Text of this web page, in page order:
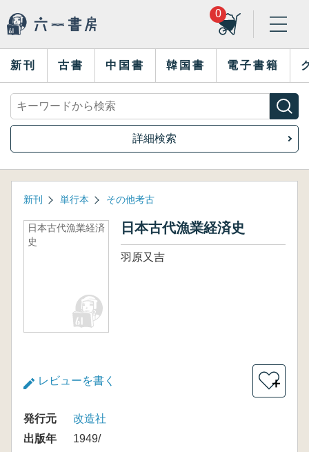
0
新刊 古書 中国書 韓国書 電子書籍
詳細検索
新刊 単行本 その他考古
日本古代漁業経済
史
日本古代漁業経済史
羽原又吉
レビューを書く ＋
発行元
改造社
出版年
1949/